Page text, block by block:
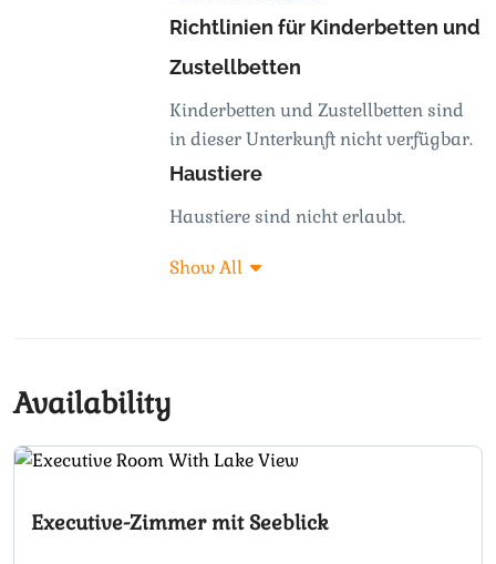
Richtlinien für Kinderbetten und
Zustellbetten
Kinderbetten und Zustellbetten sind
in dieser Unterkunft nicht verfügbar.
Haustiere
Haustiere sind nicht erlaubt.
Show All
Availability
Executive-Zimmer mit Seeblick